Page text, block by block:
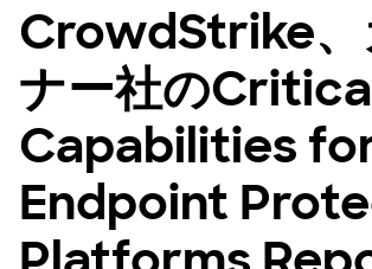
CrowdStrike、
ナー社の
Capabilities
Endpoint